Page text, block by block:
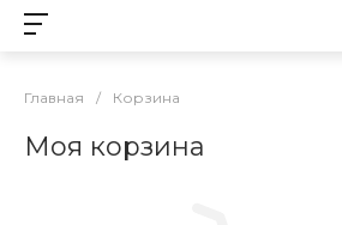
Главная / Корзина
Моя корзина